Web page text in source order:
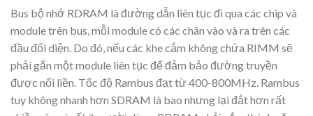
Bus bộ nhớ RDRAM là đường dẫn liên tục đi qua các chip và
module trên bus, mỗi module có các chân vào và ra trên các
đầu đối diện. Do đó, nếu các khe cắm không chứa RIMM sẽ
phải gắn một module liên tục để đảm bảo đường truyền
được nối liền. Tốc độ Rambus đạt từ 400-800MHz. Rambus
tuy không nhanh hơn SDRAM là bao nhưng lại đắt hơn rất